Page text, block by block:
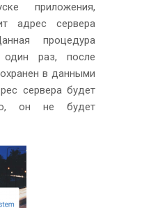
приложения,
адрес сервера
процедура
один раз, после
в данными
сервера будет
он не будет